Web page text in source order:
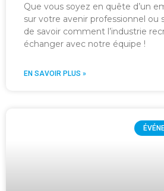
Que vous soyez en quête d’un
sur votre avenir professionnel ou
de savoir comment l’industrie
échanger avec notre équipe !
EN SAVOIR PLUS »